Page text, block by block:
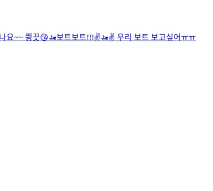
요~~ 찅끗😘🚤보트보트!!!✌🚤✌ 우리 보트 보고싶어ㅠㅠ